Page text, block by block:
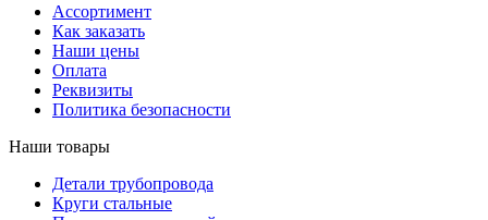
Ассортимент
Как заказать
Наши цены
Оплата
Реквизиты
Политика безопасности
Наши товары
Детали трубопровода
Круги стальные